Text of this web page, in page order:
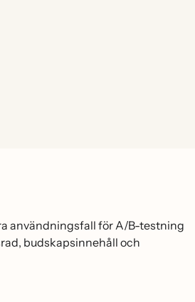
användningsfall för A/B-testning
budskapsinnehåll och